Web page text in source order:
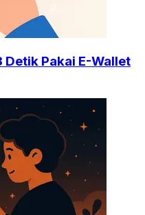
Detik Pakai E-Wallet